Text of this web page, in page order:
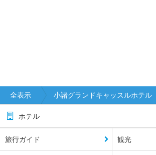
全表示 小諸グランドキャッスルホテル
ホテル
旅行ガイド 観光